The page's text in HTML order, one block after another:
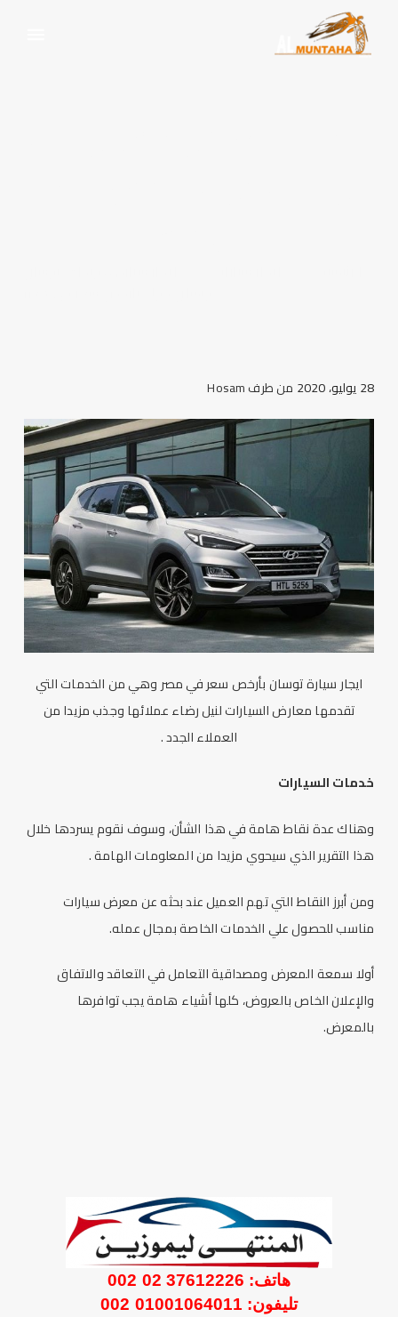
28 يوليو، 2020 من طرفHosam
ايجار سيارة توسان بأرخص سعرفي مصر وهي من الخدمات التي
تقدمها معارض السيارات لنيل رضاء عملائها وجذب مزيدا من
العملاء الجدد .
خدمات السيارات
وهناك عدة نقاط هامة في هذا الشأن، وسوف نقوم يسردها خلال
هذا التقرير الذي سيحوي مزيدا من المعلومات الهامة .
ومن أبرز النقاط التي تهم العميل عند بحثه عن معرض سيارات
مناسب للحصول علي الخدمات الخاصة بمجال عمله.
أولا سمعة المعرض ومصداقية التعامل في التعاقد والاتفاق
والإعلان الخاص بالعروض، كلها أشياء هامة يجب توافرها
بالمعرض.
هاتف: 37612226 02 002
تليفون: 01001064011 002